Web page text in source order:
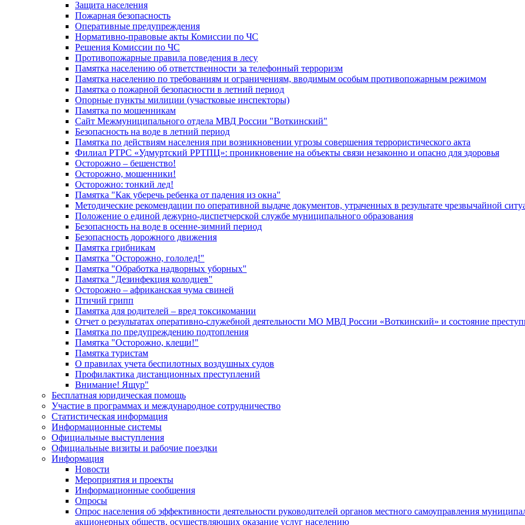
Защита населения
Пожарная безопасность
Оперативные предупреждения
Нормативно-правовые акты Комиссии по ЧС
Решения Комиссии по ЧС
Противопожарные правила поведения в лесу
Памятка населению об ответственности за телефонный терроризм
Памятка населению по требованиям и ограничениям, вводимым особым противопожарным режимом
Памятка о пожарной безопасности в летний период
Опорные пункты милиции (участковые инспекторы)
Памятка по мошенникам
Сайт Межмуниципального отдела МВД России "Воткинский"
Безопасность на воде в летний период
Памятка по действиям населения при возникновении угрозы совершения террористического акта
Филиал РТРС «Удмуртский РРТПЦ»: проникновение на объекты связи незаконно и опасно для здоровья
Осторожно – бешенство!
Осторожно, мошенники!
Осторожно: тонкий лед!
Памятка "Как уберечь ребенка от падения из окна"
Методические рекомендации по оперативной выдаче документов, утраченных в результате чрезвычайной
Положение о единой дежурно-диспетчерской службе муниципального образования
Безопасность на воде в осенне-зимний период
Безопасность дорожного движения
Памятка грибникам
Памятка "Осторожно, гололед!"
Памятка "Обработка надворных уборных"
Памятка "Дезинфекция колодцев"
Осторожно – африканская чума свиней
Птичий грипп
Памятка для родителей – вред токсикомании
Отчет о результатах оперативно-служебной деятельности МО МВД России «Воткинский» и состояние
Памятка по предупреждению подтопления
Памятка "Осторожно, клещи!"
Памятка туристам
О правилах учета беспилотных воздушных судов
Профилактика дистанционных преступлений
Внимание! Ящур"
Бесплатная юридическая помощь
Участие в программах и международное сотрудничество
Статистическая информация
Информационные системы
Официальные выступления
Официальные визиты и рабочие поездки
Информация
Новости
Мероприятия и проекты
Информационные сообщения
Опросы
Опрос населения об эффективности деятельности руководителей органов местного самоуправления
акционерных обществ, осуществляющих оказание услуг населению